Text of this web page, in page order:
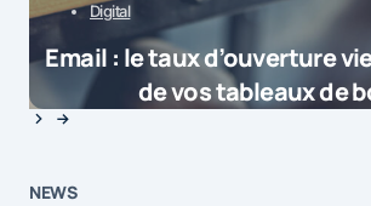
Digital
Email : le taux d’ouverture
de vos tableaux de
NEWS